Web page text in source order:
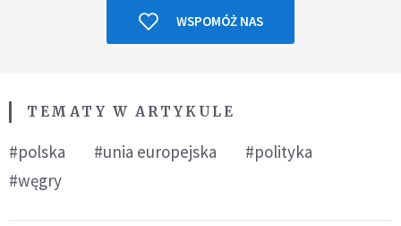
WSPOMÓŻ NAS
TEMATY W ARTYKULE
#polska #unia europejska
#polityka
#węgry